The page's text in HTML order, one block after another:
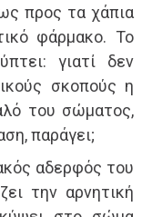
προς τα χάπια
φάρμακο. Το
γιατί δεν
σκοπούς η
του σώματος,
παράγει;
αδερφός του
την αρνητική